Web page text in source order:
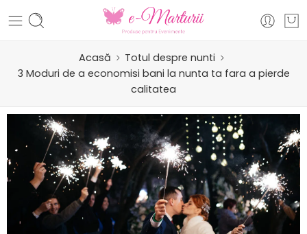
Acasă
Totul despre nunti
3 Moduri de a economisi bani la nunta ta fara a pierde
calitatea